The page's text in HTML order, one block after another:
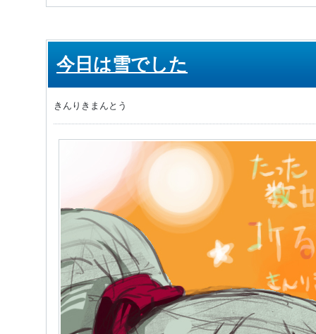
今日は雪でした
きんりきまんとう